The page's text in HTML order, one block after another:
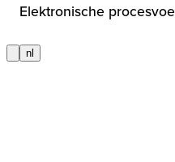
Elektronische
nl